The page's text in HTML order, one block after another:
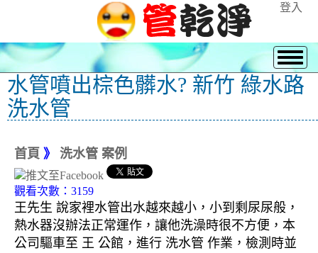
登入
水管噴出棕色髒水? 新竹 綠水路
洗水管
首頁 》 洗水管 案例
觀看次數：3159
王先生 說家裡水管出水越來越小，小到剩尿尿般，
熱水器沒辦法正常運作，讓他洗澡時很不方便，本
公司驅車至 王 公館，進行 洗水管 作業，檢測時並